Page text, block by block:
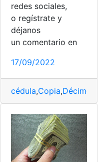
Propaganda,Semana
redes sociales,
o regístrate y
déjanos
un comentario en
17/09/2022
cédula,Copia,Décimo